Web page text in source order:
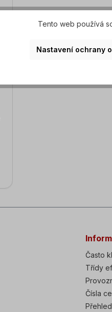
Často
Třídy
Čísla
Tento web používá
Nastavení ochrany